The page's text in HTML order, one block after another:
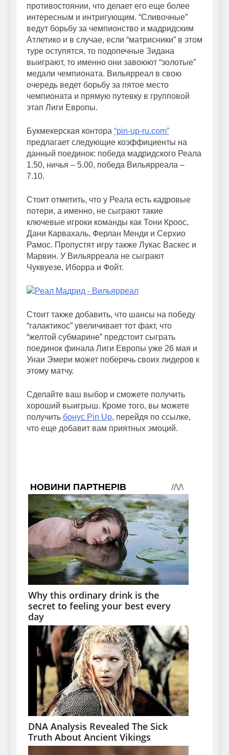
противостоянии, что делает его еще более
интересным и интригующим. “Сливочные”
ведут борьбу за чемпионство и мадридским
Атлетико и в случае, если “матрисники” в этом
туре оступятся, то подопечные Зидана
выиграют, то именно они завоюют “золотые”
медали чемпионата. Вильярреал в свою
очередь ведет борьбу за пятое место
чемпионата и прямую путевку в групповой
этап Лиги Европы.
Букмекерская контора “pin-up-ru.com”
предлагает следующие коэффициенты на
данный поединок: победа мадридского Реала
1.50, ничья – 5.00, победа Вильярреала –
7.10.
Стоит отметить, что у Реала есть кадровые
потери, а именно, не сыграют такие
ключевые игроки команды как Тони Кроос,
Дани Карвахаль, Ферлан Менди и Серхио
Рамос. Пропустят игру также Лукас Васкес и
Марвин. У Вильярреала не сыграют
Чуквуезе, Иборра и Фойт.
Стоит также добавить, что шансы на победу
“галактикос” увеличивает тот факт, что
“желтой субмарине” предстоит сыграть
поединок финала Лиги Европы уже 26 мая и
Унаи Эмери может поберечь своих лидеров к
этому матчу.
Сделайте ваш выбор и сможете получить
хороший выигрыш. Кроме того, вы можете
получить бонус Pin Up, перейдя по ссылке,
что еще добавит вам приятных эмоций.